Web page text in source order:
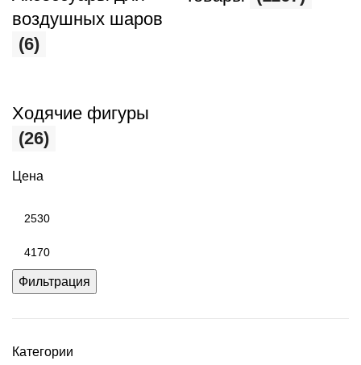
воздушных шаров
(6)
Ходячие фигуры
(26)
Цена
Фильтрация
Категории